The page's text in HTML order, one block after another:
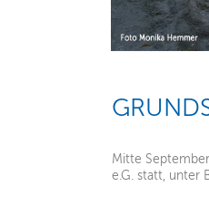
Mitte
e.G. statt, unter